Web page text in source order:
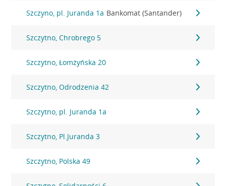
Szczyno, pl. Juranda 1a Bankomat (Santander)
Szczytno, Chrobrego 5
Szczytno, Łomżyńska 20
Szczytno, Odrodzenia 42
Szczytno, pl. Juranda 1a
Szczytno, Pl.Juranda 3
Szczytno, Polska 49